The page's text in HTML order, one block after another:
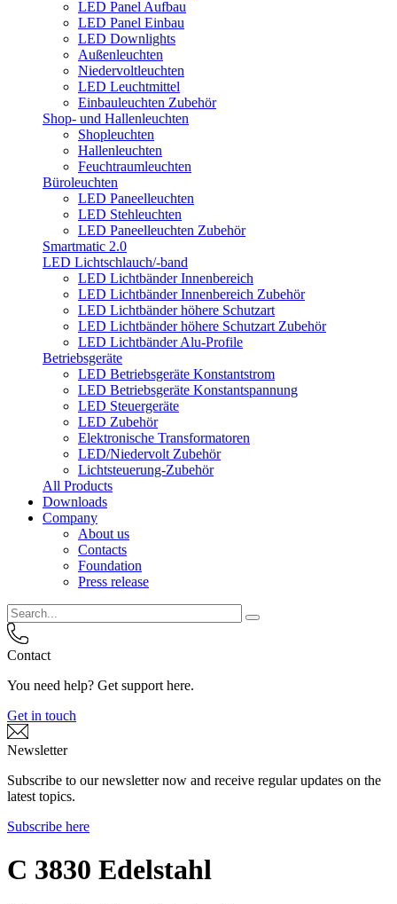
LED Panel Aufbau
LED Panel Einbau
LED Downlights
Außenleuchten
Niedervoltleuchten
LED Leuchtmittel
Einbauleuchten Zubehör
Shop- und Hallenleuchten
Shopleuchten
Hallenleuchten
Feuchtraumleuchten
Büroleuchten
LED Paneelleuchten
LED Stehleuchten
LED Paneelleuchten Zubehör
Smartmatic 2.0
LED Lichtschlauch/-band
LED Lichtbänder Innenbereich
LED Lichtbänder Innenbereich Zubehör
LED Lichtbänder höhere Schutzart
LED Lichtbänder höhere Schutzart Zubehör
LED Lichtbänder Alu-Profile
Betriebsgeräte
LED Betriebsgeräte Konstantstrom
LED Betriebsgeräte Konstantspannung
LED Steuergeräte
LED Zubehör
Elektronische Transformatoren
LED/Niedervolt Zubehör
Lichtsteuerung-Zubehör
All Products
Downloads
Company
About us
Contacts
Foundation
Press release
Contact
You need help? Get support here.
Get in touch
Newsletter
Subscribe to our newsletter now and receive regular updates on the
latest topics.
Subscribe here
C 3830 Edelstahl